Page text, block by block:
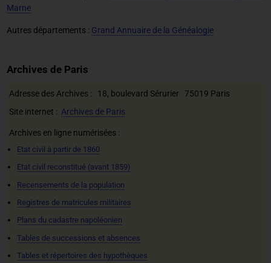
Marne
Autres départements : Grand Annuaire de la Généalogie
Archives de Paris
Adresse des Archives : 18, boulevard Sérurier 75019 Paris
Site internet : Archives de Paris
Archives en ligne numérisées :
Etat civil à partir de 1860
Etat civil reconstitué (avant 1859)
Recensements de la population
Registres de matricules militaires
Plans du cadastre napoléonien
Tables de successions et absences
Tables et répertoires des hypothèques